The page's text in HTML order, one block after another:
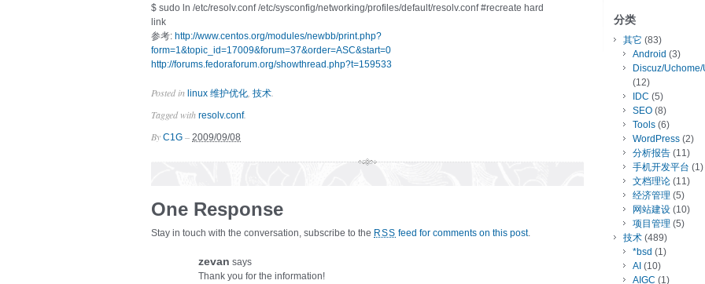
$ sudo ln /etc/resolv.conf /etc/sysconfig/networking/profiles/default/resolv.conf #recreate hard
link
参考: http://www.centos.org/modules/newbb/print.php?
form=1&topic_id=17009&forum=37&order=ASC&start=0
http://forums.fedoraforum.org/showthread.php?t=159533
Posted in linux 维护优化 技术
Tagged with resolv.conf.
By C1G – 2009/09/08
One Response
Stay in touch with the conversation, subscribe to the RSS feed for comments on this post.
zevan says
Thank you for the information!
分类
其它 (83)
Android (3)
Discuz/
(12)
IDC (5)
SEO (8)
Tools (6)
WordPress (2)
分析报告 (11)
手机开发平台 (1)
文档理论 (11)
经济管理 (5)
网站建设 (10)
项目管理 (5)
技术 (489)
*bsd (1)
AI (10)
AIGC (1)